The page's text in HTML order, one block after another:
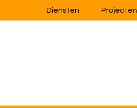
Diensten Projecten